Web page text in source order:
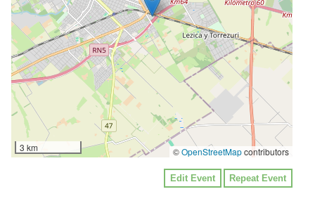
3 km ©OpenStreetMapcontributors
Edit Event Repeat Event